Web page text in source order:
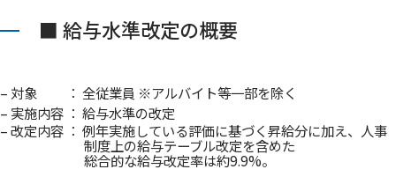
■ 給与水準改定の概要
– 対象 ： 全従業員 ※アルバイト等一部を除く
– 実施内容 ： 給与水準の改定
– 改定内容 ： 例年実施している評価に基づく昇給分に加え、人事
制度上の給与テーブル改定を含めた
総合的な給与改定率は約9.9%。